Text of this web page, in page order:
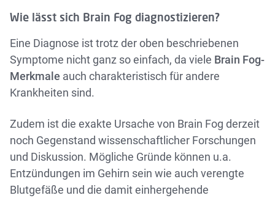
Wie lässt sich Brain Fog diagnostizieren?
Eine Diagnose ist trotz der oben beschriebenen
Symptome nicht ganz so einfach, da viele Brain Fog-
Merkmale auch charakteristisch für andere
Krankheiten sind.
Zudem ist die exakte Ursache von Brain Fog derzeit
noch Gegenstand wissenschaftlicher Forschungen
und Diskussion. Mögliche Gründe können u.a.
Entzündungen im Gehirn sein wie auch verengte
Blutgefäße und die damit einhergehende